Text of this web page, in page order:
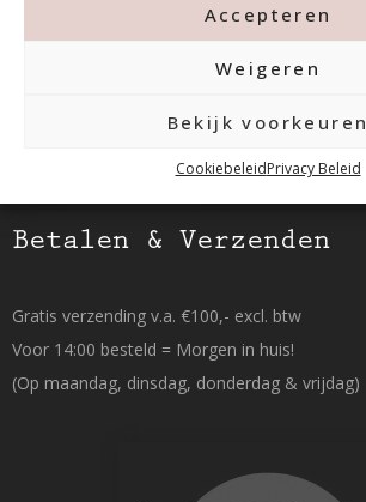
Accepteren
Weigeren
Bekijk voorkeuren
CookiebeleidPrivacy Beleid
Betalen & Verzenden
Gratis verzending v.a. €100,- excl. btw
Voor 14:00 besteld = Morgen in huis!
(Op maandag, dinsdag, donderdag & vrijdag)